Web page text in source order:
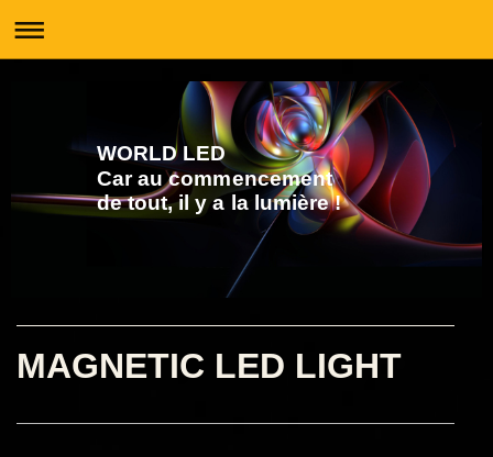
WORLD LED
Car au commencement
de tout, il y a la lumière !
MAGNETIC LED LIGHT